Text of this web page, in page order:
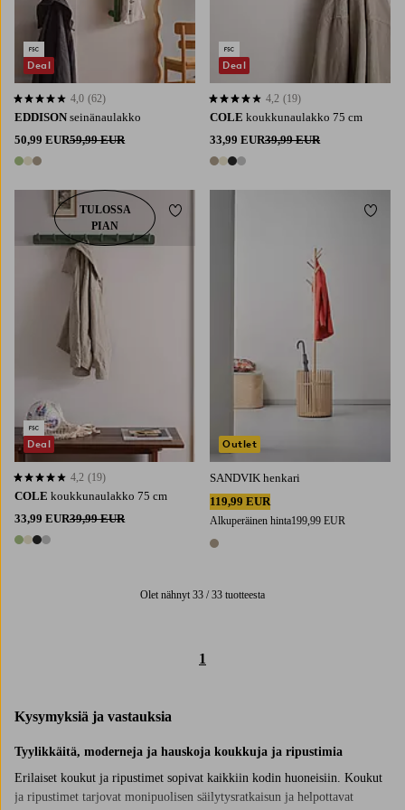
EDDISON seinänaulakko
50,99 EUR59,99 EUR
3 värejä
4,0 perustuen 62 arvosanaan
4,0 (62)
Deal
COLE koukkunaulakko 75 cm
33,99 EUR39,99 EUR
4 värejä
4,2 perustuen 19 arvosanaan
4,2 (19)
Deal
COLE koukkunaulakko 75 cm
33,99 EUR39,99 EUR
4 värejä
4,2 perustuen 19 arvosanaan
4,2 (19)
TULOSSA
PIAN
Deal
Lisää suosikkeihin
SANDVIK henkari
119,99 EUR
Alkuperäinen hinta199,99 EUR
1 väri
Outlet
Lisää
Olet nähnyt 33 / 33 tuotteesta
1
Kysymyksiä ja vastauksia
Tyylikkäitä, moderneja ja hauskoja koukkuja ja ripustimia
Erilaiset koukut ja ripustimet sopivat kaikkiin kodin huoneisiin. Koukut
ja ripustimet tarjovat monipuolisen säilytysratkaisun ja helpottavat